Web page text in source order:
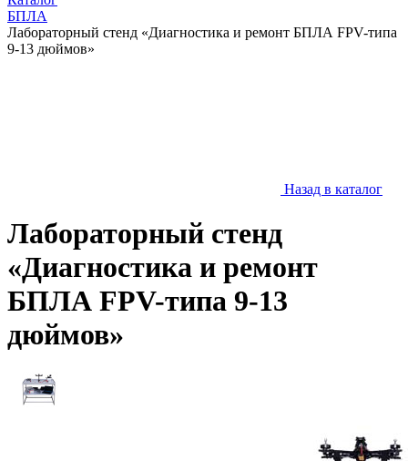
БПЛА
Лабораторный стенд «Диагностика и ремонт БПЛА FPV-типа
9-13 дюймов»
Назад в каталог
Лабораторный стенд
«Диагностика и ремонт
БПЛА FPV-типа 9-13
дюймов»